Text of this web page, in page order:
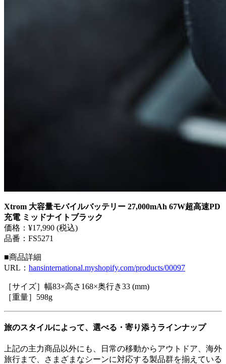
Xtrom 大容量モバイルバッテリー 27,000mAh 67W超高速PD
充電 ミッドナイトブラック
価格：¥17,990 (税込)
品番：FS5271
■商品詳細
URL： hansinternational.myshopify.com/products/00097
［サイズ］幅83×高さ168×奥行き33 (mm)
［重量］598g
旅のスタイルによって、選べる・寄り添うラインナップ
上記の主力商品以外にも、日常の移動からアウトドア、海外
旅行まで、さまざまなシーンに対応する製品群を揃えている